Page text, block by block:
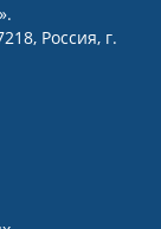
Россия, г.